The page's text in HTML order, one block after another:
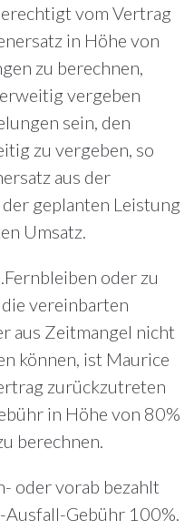
vom Vertrag
in Höhe von
zu berechnen,
vergeben
sein, den
zu vergeben, so
aus der
geplanten Leistung
Umsatz.
oder zu
vereinbarten
aus Zeitmangel nicht
können, ist Maurice
zurückzutreten
in Höhe von 80%
berechnen.
oder vorab bezahlt
Gebühr 100%.